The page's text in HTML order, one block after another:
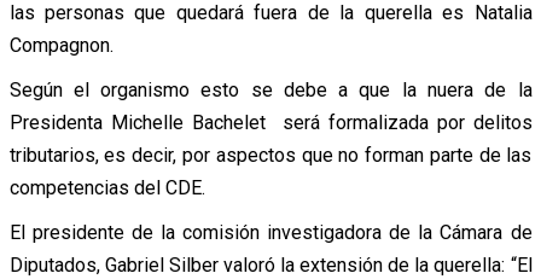
las personas que quedará fuera de la querella es Natalia
Compagnon.
Según el organismo esto se debe a que la nuera de la
Presidenta Michelle Bachelet será formalizada por delitos
tributarios, es decir, por aspectos que no forman parte de las
competencias del CDE.
El presidente de la comisión investigadora de la Cámara de
Diputados, Gabriel Silber valoró la extensión de la querella: “El